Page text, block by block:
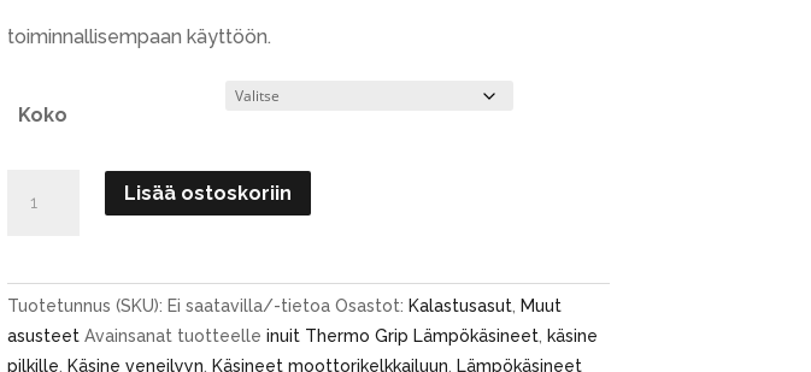
toiminnallisempaan käyttöön.
Koko
Thermo
määrä
Lisää ostoskoriin
Tuotetunnus (SKU): Ei saatavilla/-tietoa Osastot: Kalastusasut, Muut
asusteet Avainsanat tuotteelle inuit Thermo Grip Lämpökäsineet, käsine
pilkille
Käsine veneilyyn Käsineet moottorikelkkailuun Lämpökäsineet